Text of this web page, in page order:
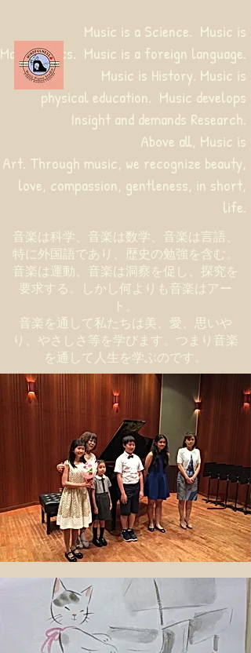
音楽は科学、音楽は数学、音楽は言語、
特に外国語であり、歴史の勉強を含む。
音楽は運動、音楽は洞察を促し、探究を
要求する。しかし何よりも音楽はアー
ト。
音楽を通して私たちは美、愛、思いや
り、やさしさ等を学びます。つまり音楽
を通して人生を学ぶのです。
Music is a Science. Music is
Mathematics. Music is a foreign language.
Music is History. Music is
physical education. Music develops
Insight and demands Research.
Above all, Music is
Art. Through music, we recognize beauty,
love, compassion, gentleness, in short,
life.